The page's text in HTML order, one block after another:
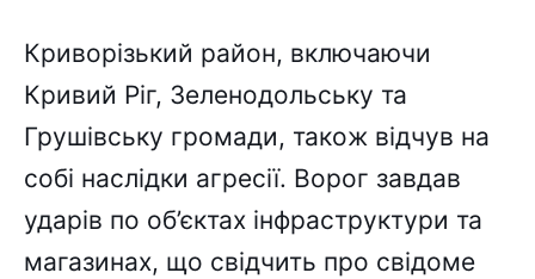
Криворізький район, включаючи
Кривий Ріг, Зеленодольську та
Грушівську громади, також відчув на
собі наслідки агресії. Ворог завдав
ударів по об’єктах інфраструктури та
магазинах, що свідчить про свідоме